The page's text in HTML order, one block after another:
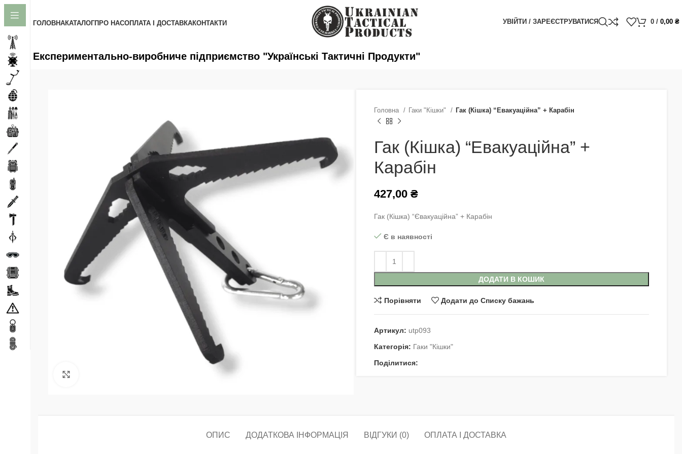
ГОЛОВНАКАТАЛОГПРО НАСОПЛАТА І ДОСТАВКАКОНТАКТИ УВІЙТИ / ЗАРЕЄСТРУВАТИСЯ 0 / 0,00 ₴
Експериментально-виробниче підприємство "Українські Тактичні Продукти"
Головна Гаки "Кішки" Гак (Кішка) “Евакуаційна” + Карабін
Гак (Кішка) “Евакуаційна” +
Карабін
427,00 ₴
Гак (Кішка) “Євакуаційна” + Карабін
Є в наявності
ДОДАТИ В КОШИК
Порівняти Додати до Списку бажань
Артикул: utp093
Категорія: Гаки "Кішки"
Поділитися:
ОПИС ДОДАТКОВА ІНФОРМАЦІЯ ВІДГУКИ (0) ОПЛАТА І ДОСТАВКА